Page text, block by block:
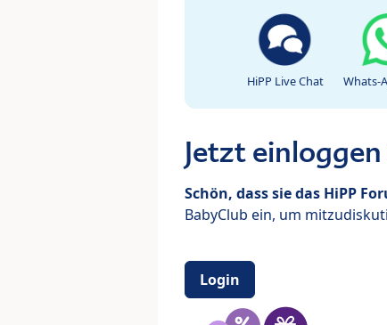
HiPP Live Chat Whats-
Jetzt
Schön, dass sie das HiPP
BabyClub ein, um
Login